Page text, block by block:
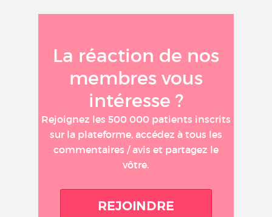
La réaction de nos
membres vous
intéresse ?
Rejoignez les 500 000 patients inscrits
sur la plateforme, accédez à tous les
commentaires / avis et partagez le
vôtre.
REJOINDRE